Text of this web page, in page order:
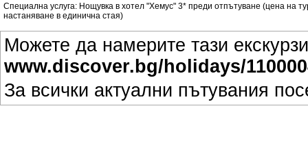
Специална услуга: Нощувка в хотел "Хемус" 3* преди отпътуване (цена на
настаняване в единична стая)
Можете да намерите тази
www.discover.bg/holidays/
За всички актуални пътувания